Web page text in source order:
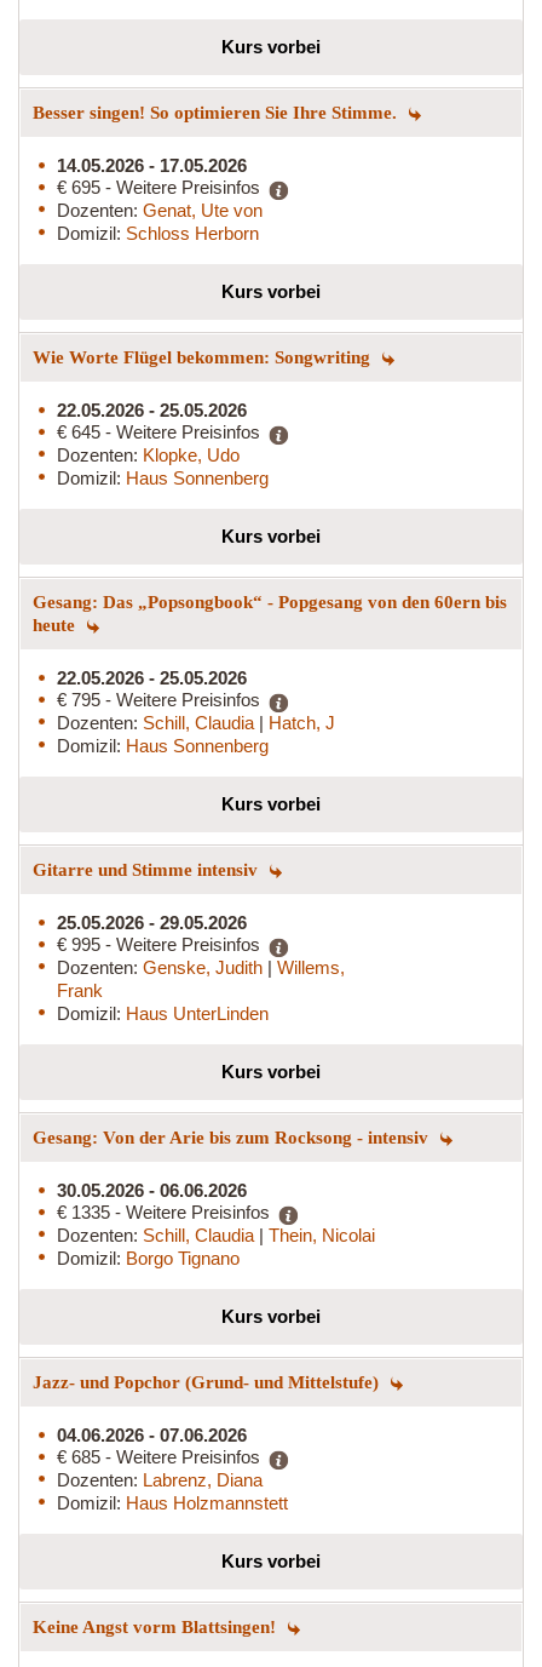
Kurs vorbei
Besser singen! So optimieren Sie Ihre Stimme.
14.05.2026 - 17.05.2026
€ 695 - Weitere Preisinfos
Dozenten: Genat, Ute von
Domizil: Schloss Herborn
Kurs vorbei
Wie Worte Flügel bekommen: Songwriting
22.05.2026 - 25.05.2026
€ 645 - Weitere Preisinfos
Dozenten: Klopke, Udo
Domizil: Haus Sonnenberg
Kurs vorbei
Gesang: Das „Popsongbook“ - Popgesang von den 60ern bis
heute
22.05.2026 - 25.05.2026
€ 795 - Weitere Preisinfos
Dozenten: Schill, Claudia | Hatch, J
Domizil: Haus Sonnenberg
Kurs vorbei
Gitarre und Stimme intensiv
25.05.2026 - 29.05.2026
€ 995 - Weitere Preisinfos
Dozenten: Genske, Judith | Willems,
Frank
Domizil: Haus UnterLinden
Kurs vorbei
Gesang: Von der Arie bis zum Rocksong - intensiv
30.05.2026 - 06.06.2026
€ 1335 - Weitere Preisinfos
Dozenten: Schill, Claudia | Thein, Nicolai
Domizil: Borgo Tignano
Kurs vorbei
Jazz- und Popchor (Grund- und Mittelstufe)
04.06.2026 - 07.06.2026
€ 685 - Weitere Preisinfos
Dozenten: Labrenz, Diana
Domizil: Haus Holzmannstett
Kurs vorbei
Keine Angst vorm Blattsingen!